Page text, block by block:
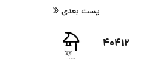
پست بعدی
۴۰۴۱۲